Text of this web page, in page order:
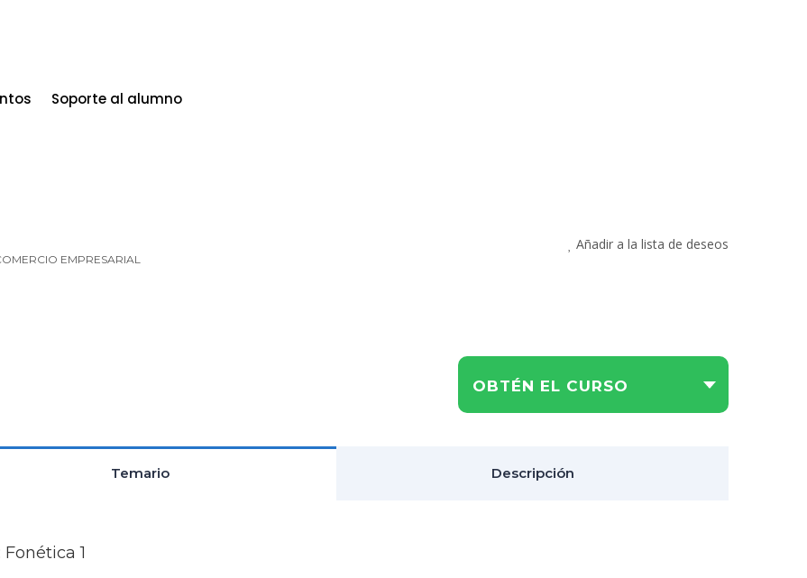
Soporte al alumno
EMPRESARIAL
Añadir a la lista de deseos
OBTÉN EL CURSO
Temario Descripción
Fonética 1